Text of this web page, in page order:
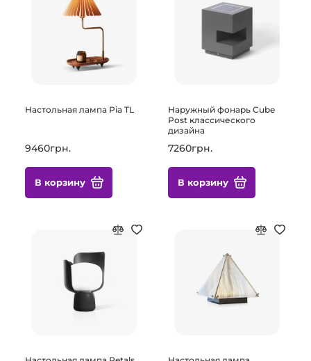
Настольная лампа Pia TL
9460грн.
В корзину
Наружный фонарь Cube
Post классического
дизайна
7260грн.
В корзину